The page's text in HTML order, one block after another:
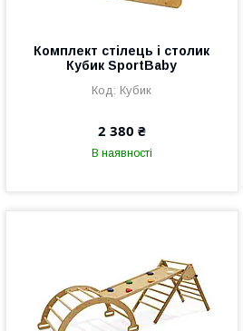
Комплект стілець і столик
Кубик SportBaby
Кубик
2 380 ₴
В наявності